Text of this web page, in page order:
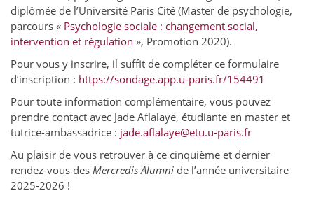
diplômée de l’Université Paris Cité (Master de psychologie,
parcours « Psychologie sociale : changement social,
intervention et régulation », Promotion 2020).
Pour vous y inscrire, il suffit de compléter ce formulaire
d’inscription : https://sondage.app.u-paris.fr/154491
Pour toute information complémentaire, vous pouvez
prendre contact avec Jade Aflalaye, étudiante en master et
tutrice-ambassadrice : jade.aflalaye@etu.u-paris.fr
Au plaisir de vous retrouver à ce cinquième et dernier
rendez-vous des Mercredis Alumni de l’année universitaire
2025-2026 !